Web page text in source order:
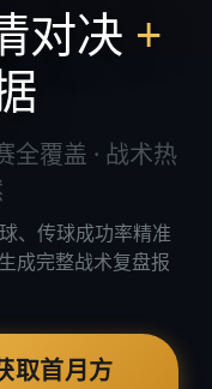
对决 +
全覆盖 · 战术热
、传球成功率精准
成完整战术复盘报
取首月方